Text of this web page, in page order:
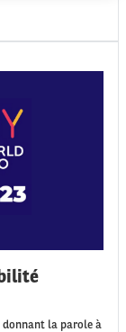
donnant la parole à